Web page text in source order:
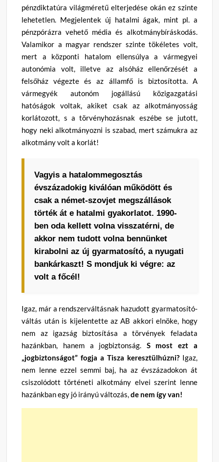
pénzdiktatúra világméretű elterjedése okán ez szinte
lehetetlen. Megjelentek új hatalmi ágak, mint pl. a
pénzpórázra vehető média és alkotmánybíráskodás.
Valamikor a magyar rendszer szinte tökéletes volt,
mert a központi hatalom ellensúlya a vármegyei
autonómia volt, illetve az alsóház ellenőrzését a
felsőház végezte és az államfő is biztosította. A
vármegyék autonóm jogállású közigazgatási
hatóságok voltak, akiket csak az alkotmányosság
korlátozott, s a törvényhozásnak eszébe se jutott,
hogy neki alkotmányozni is szabad, mert számukra az
alkotmány volt a korlát!
Vagyis a hatalommegosztás
évszázadokig kiválóan működött és
csak a német-szovjet megszállások
törték át e hatalmi gyakorlatot. 1990-
ben oda kellett volna visszatérni, de
akkor nem tudott volna bennünket
kirabolni az új gyarmatosító, a nyugati
bankárkaszt! S mondjuk ki végre: az
volt a főcél!
Igaz, már a rendszerváltásnak hazudott gyarmatosító-
váltás után is kijelentette az AB akkori elnöke, hogy
nem az igazság biztosítása a törvények feladata
hazánkban, hanem a jogbiztonság. S most ezt a
„jogbiztonságot” fogja a Tisza keresztülhúzni?Igaz,
nem lenne ezzel semmi baj, ha az évszázadokon át
csiszolódott történeti alkotmány elvei szerint lenne
hazánkban egy jó irányú változás,de nem így van!